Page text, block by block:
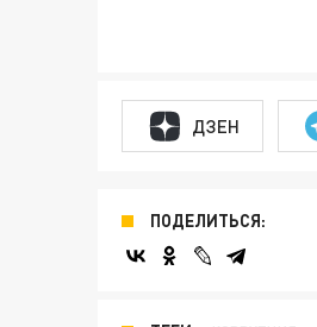
ДЗЕН
ПОДЕЛИТЬСЯ: